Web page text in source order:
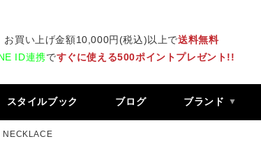
お買い上げ金額10,000円(税込)以上で送料無料
ID連携ですぐに使える500ポイントプレゼント!!
スタイルブック ブログ ブランド